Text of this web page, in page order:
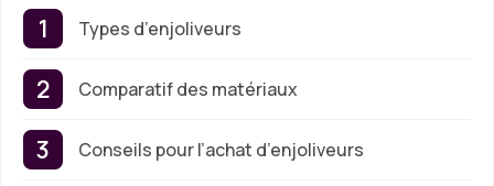
Types d’enjoliveurs
Comparatif des matériaux
Conseils pour l’achat d’enjoliveurs